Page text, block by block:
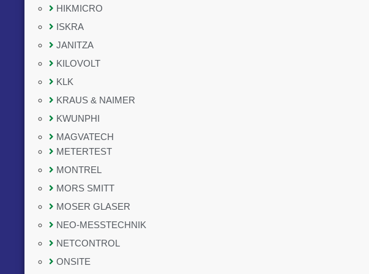
HIKMICRO
ISKRA
JANITZA
KILOVOLT
KLK
KRAUS & NAIMER
KWUNPHI
MAGVATECH
METERTEST
MONTREL
MORS SMITT
MOSER GLASER
NEO-MESSTECHNIK
NETCONTROL
ONSITE